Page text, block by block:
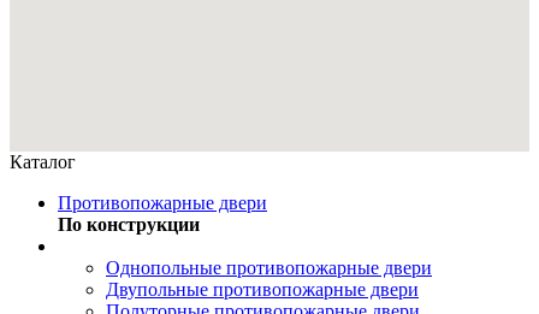
Каталог
Противопожарные двери
По конструкции
Однопольные противопожарные двери
Двупольные противопожарные двери